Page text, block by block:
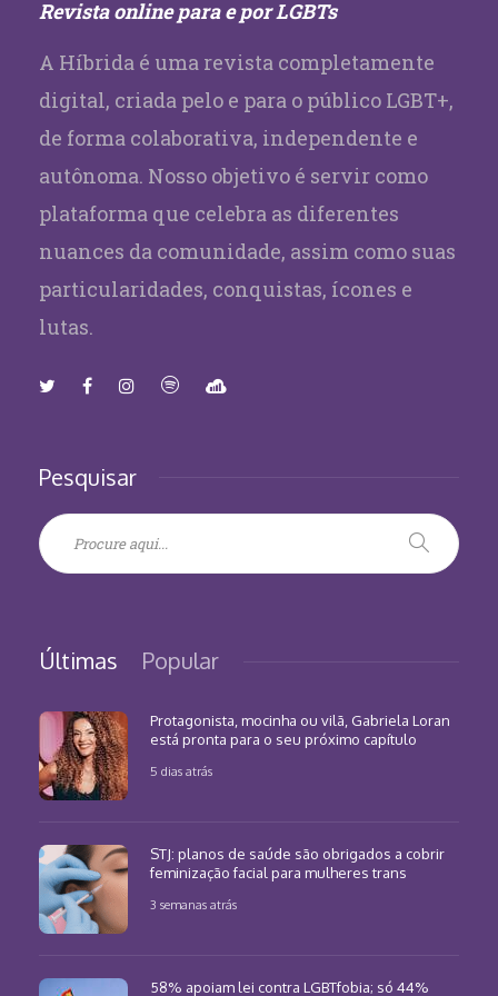
Revista online para e por LGBTs
A Híbrida é uma revista completamente
digital, criada pelo e para o público LGBT+,
de forma colaborativa, independente e
autônoma. Nosso objetivo é servir como
plataforma que celebra as diferentes
nuances da comunidade, assim como suas
particularidades, conquistas, ícones e
lutas.
Pesquisar
Últimas Popular
Protagonista, mocinha ou vilã, Gabriela Loran
está pronta para o seu próximo capítulo
5 dias atrás
STJ: planos de saúde são obrigados a cobrir
feminização facial para mulheres trans
3 semanas atrás
58% apoiam lei contra LGBTfobia; só 44%